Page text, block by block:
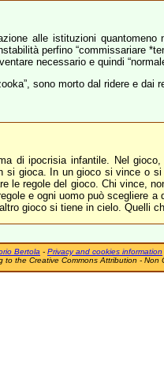
alle istituzioni quantomeno
perfino “commissariare
necessario e quindi
sono morto dal ridere e
di ipocrisia infantile. Nel
si gioca. In un gioco si vince o
le regole del gioco. Chi vince,
e ogni uomo può scegliere
gioco si tiene in cielo. Quelli
Bertola - Privacy and cookies information
to the Creative Commons Attribution - Non